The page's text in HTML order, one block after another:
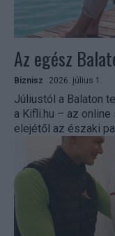
Az egész
Biznisz 2026. július 1.
Júliustól a Balaton
a Kifli.hu – az
elejétől az északi